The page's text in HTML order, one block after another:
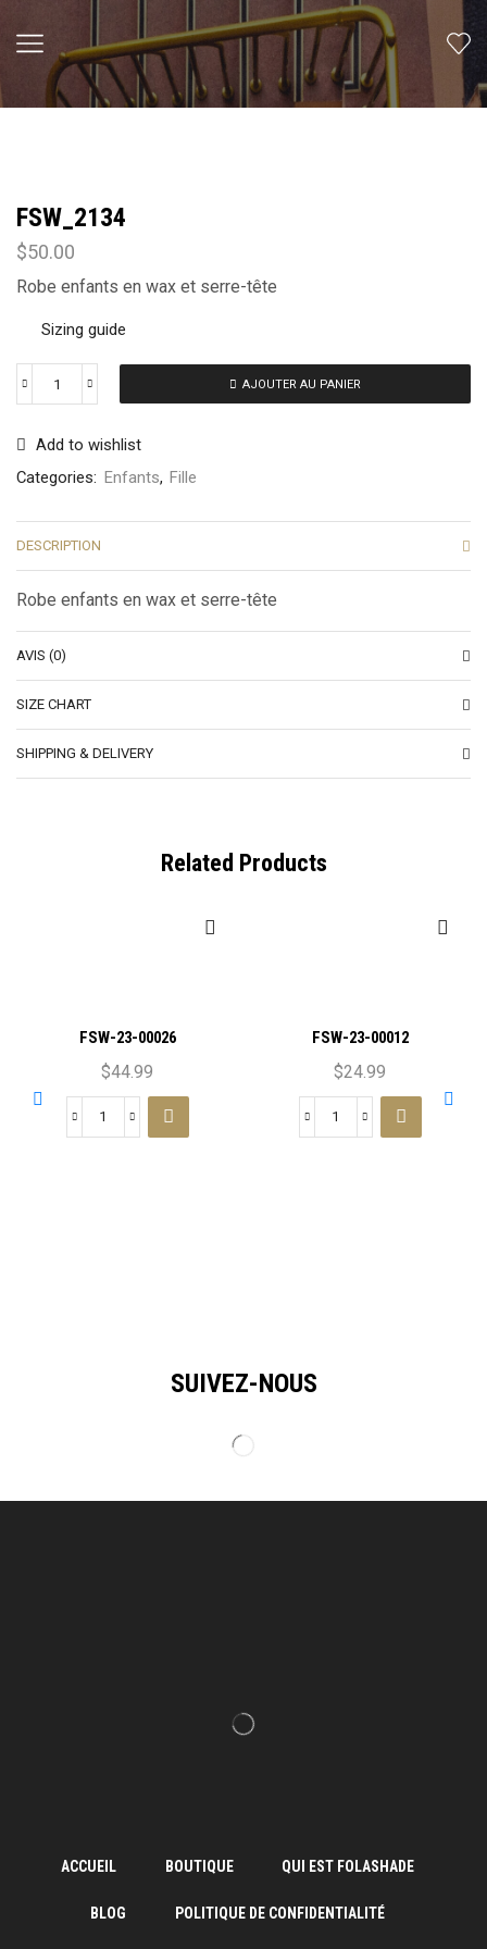
FSW_2134
$50.00
Robe enfants en wax et serre-tête
Sizing guide
AJOUTER AU PANIER
Add to wishlist
Categories: Enfants, Fille
DESCRIPTION
Robe enfants en wax et serre-tête
AVIS (0)
SIZE CHART
SHIPPING & DELIVERY
Related Products
FSW-23-00026
$44.99
FSW-23-00012
$24.99
SUIVEZ-NOUS
ACCUEIL BOUTIQUE QUI EST FOLASHADE
BLOG POLITIQUE DE CONFIDENTIALITÉ